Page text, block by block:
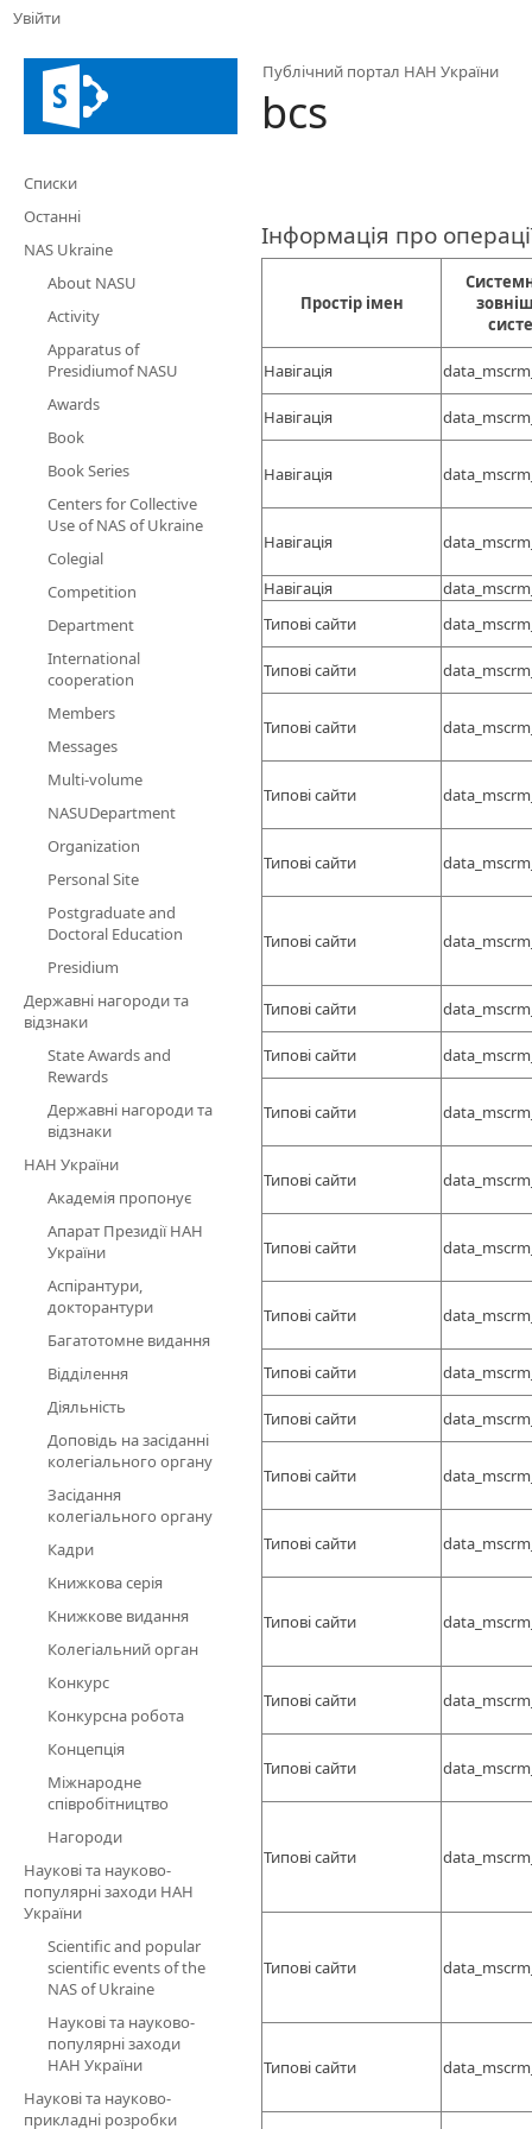
Увійти
Публічний портал НАН України
bcs
Списки
Останні
NAS Ukraine
About NASU
Activity
Apparatus of
Presidiumof NASU
Awards
Book
Book Series
Centers for Collective
Use of NAS of Ukraine
Colegial
Competition
Department
International
cooperation
Members
Messages
Multi-volume
NASUDepartment
Organization
Personal Site
Postgraduate and
Doctoral Education
Presidium
Державні нагороди та
відзнаки
State Awards and
Rewards
Державні нагороди та
відзнаки
НАН України
Академія пропонує
Апарат Президії НАН
України
Аспірантури,
докторантури
Багатотомне видання
Відділення
Діяльність
Доповідь на засіданні
колегіального органу
Засідання
колегіального органу
Кадри
Книжкова серія
Книжкове видання
Колегіальний орган
Конкурс
Конкурсна робота
Концепція
Міжнародне
співробітництво
Нагороди
Наукові та науково-
популярні заходи НАН
України
Scientific and popular
scientific events of the
NAS of Ukraine
Наукові та науково-
популярні заходи
НАН України
Наукові та науково-
прикладні розробки
Інформація про
Простір імен
Навігація
Навігація
Навігація
Навігація
Навігація
Типові сайти
Типові сайти
Типові сайти
Типові сайти
Типові сайти
Типові сайти
Типові сайти
Типові сайти
Типові сайти
Типові сайти
Типові сайти
Типові сайти
Типові сайти
Типові сайти
Типові сайти
Типові сайти
Типові сайти
Типові сайти
Типові сайти
Типові сайти
Типові сайти
Типові сайти